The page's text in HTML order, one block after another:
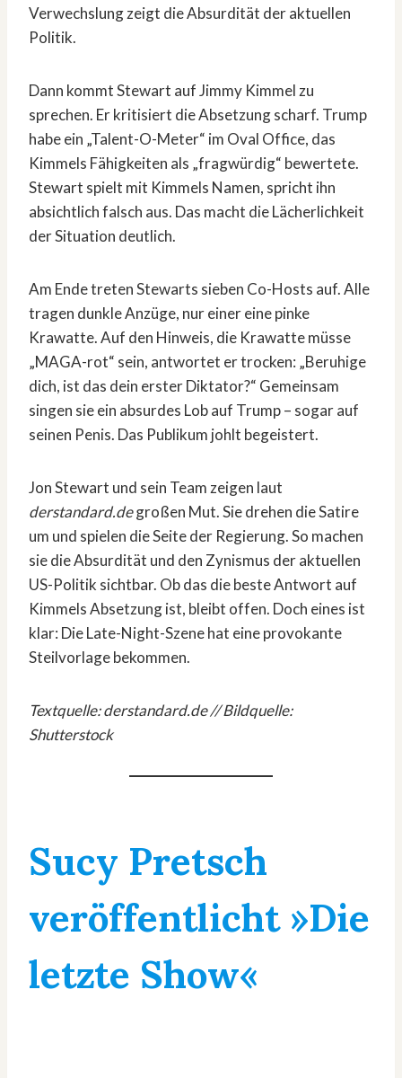
Verwechslung zeigt die Absurdität der aktuellen
Politik.
Dann kommt Stewart auf Jimmy Kimmel zu
sprechen. Er kritisiert die Absetzung scharf. Trump
habe ein „Talent-O-Meter“ im Oval Office, das
Kimmels Fähigkeiten als „fragwürdig“ bewertete.
Stewart spielt mit Kimmels Namen, spricht ihn
absichtlich falsch aus. Das macht die Lächerlichkeit
der Situation deutlich.
Am Ende treten Stewarts sieben Co-Hosts auf. Alle
tragen dunkle Anzüge, nur einer eine pinke
Krawatte. Auf den Hinweis, die Krawatte müsse
„MAGA-rot“ sein, antwortet er trocken: „Beruhige
dich, ist das dein erster Diktator?“ Gemeinsam
singen sie ein absurdes Lob auf Trump – sogar auf
seinen Penis. Das Publikum johlt begeistert.
Jon Stewart und sein Team zeigen laut
derstandard.degroßen Mut. Sie drehen die Satire
um und spielen die Seite der Regierung. So machen
sie die Absurdität und den Zynismus der aktuellen
US-Politik sichtbar. Ob das die beste Antwort auf
Kimmels Absetzung ist, bleibt offen. Doch eines ist
klar: Die Late-Night-Szene hat eine provokante
Steilvorlage bekommen.
Textquelle: derstandard.de // Bildquelle:
Shutterstock
Sucy Pretsch
veröffentlicht »Die
letzte Show«